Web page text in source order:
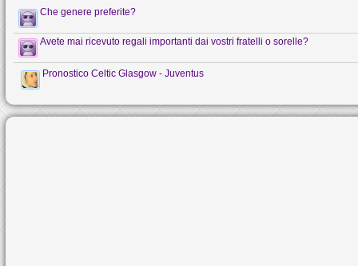
Che genere preferite?
Avete mai ricevuto regali importanti dai vostri fratelli o sorelle?
Pronostico Celtic Glasgow - Juventus